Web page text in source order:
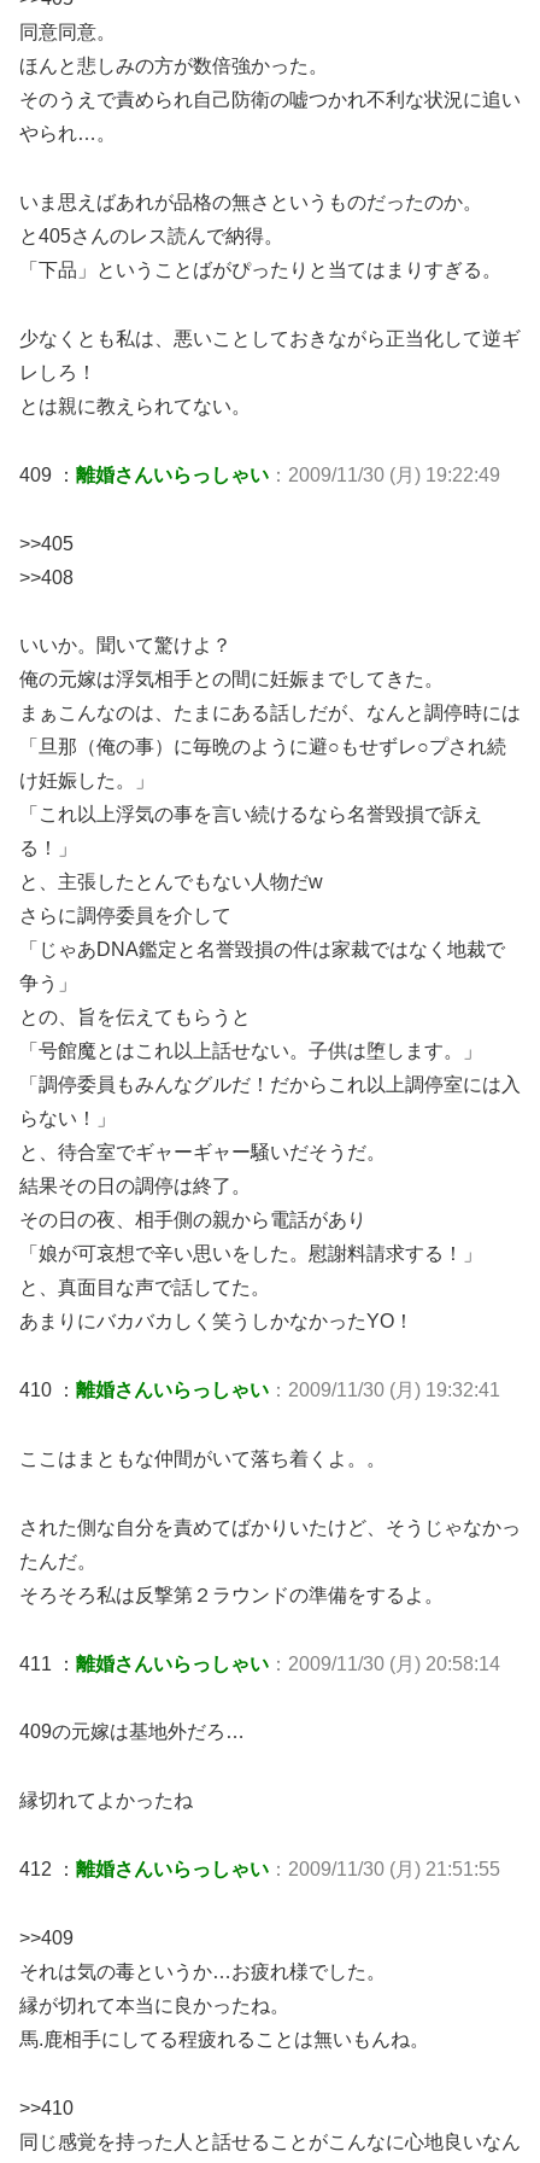
同意同意。
ほんと悲しみの方が数倍強かった。
そのうえで責められ自己防衛の嘘つかれ不利な状況に追い
やられ…。
いま思えばあれが品格の無さというものだったのか。
と405さんのレス読んで納得。
「下品」ということばがぴったりと当てはまりすぎる。
少なくとも私は、悪いことしておきながら正当化して逆ギ
レしろ！
とは親に教えられてない。
409 ： 離婚さんいらっしゃい ：2009/11/30 (月) 19:22:49
>>405
>>408
いいか。聞いて驚けよ？
俺の元嫁は浮気相手との間に妊娠までしてきた。
まぁこんなのは、たまにある話しだが、なんと調停時には
「旦那（俺の事）に毎晩のように避○もせずレ○プされ続
け妊娠した。」
「これ以上浮気の事を言い続けるなら名誉毀損で訴え
る！」
と、主張したとんでもない人物だw
さらに調停委員を介して
「じゃあDNA鑑定と名誉毀損の件は家裁ではなく地裁で
争う」
との、旨を伝えてもらうと
「号館魔とはこれ以上話せない。子供は堕します。」
「調停委員もみんなグルだ！だからこれ以上調停室には入
らない！」
と、待合室でギャーギャー騒いだそうだ。
結果その日の調停は終了。
その日の夜、相手側の親から電話があり
「娘が可哀想で辛い思いをした。慰謝料請求する！」
と、真面目な声で話してた。
あまりにバカバカしく笑うしかなかったYO！
410 ： 離婚さんいらっしゃい ：2009/11/30 (月) 19:32:41
ここはまともな仲間がいて落ち着くよ。。
された側な自分を責めてばかりいたけど、そうじゃなかっ
たんだ。
そろそろ私は反撃第２ラウンドの準備をするよ。
411 ： 離婚さんいらっしゃい ：2009/11/30 (月) 20:58:14
409の元嫁は基地外だろ…
縁切れてよかったね
412 ： 離婚さんいらっしゃい ：2009/11/30 (月) 21:51:55
>>409
それは気の毒というか…お疲れ様でした。
縁が切れて本当に良かったね。
馬.鹿相手にしてる程疲れることは無いもんね。
>>410
同じ感覚を持った人と話せることがこんなに心地良いなん